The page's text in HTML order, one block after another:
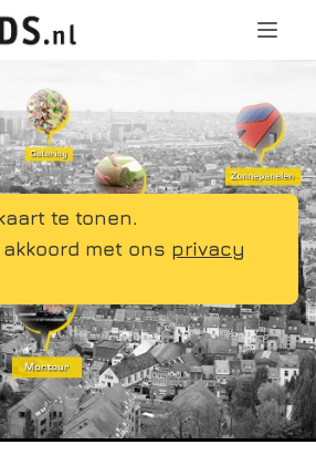
te tonen.
met ons privacy